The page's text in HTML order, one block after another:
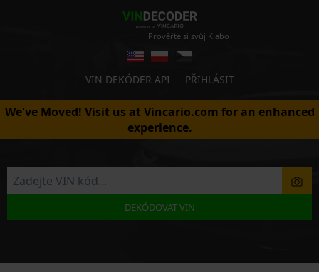
Prověřte si svůj Klabo
VIN DEKÓDER API PŘIHLÁSIT
We've Moved! Visit us atVincario.com for an enhanced
experience.
DEKÓDOVAT VIN